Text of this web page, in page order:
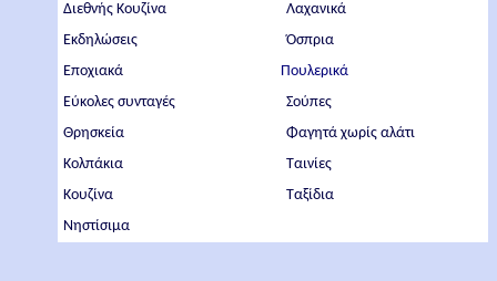
Διεθνής Κουζίνα
Εκδηλώσεις
Εποχιακά
Εύκολες συνταγές
Θρησκεία
Κολπάκια
Κουζίνα
Νηστίσιμα
Λαχανικά
Όσπρια
Πουλερικά
Σούπες
Φαγητά χωρίς αλάτι
Ταινίες
Ταξίδια